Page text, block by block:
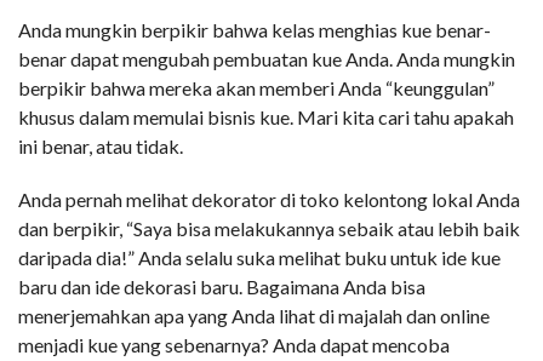
Anda mungkin berpikir bahwa kelas menghias kue benar-
benar dapat mengubah pembuatan kue Anda. Anda mungkin
berpikir bahwa mereka akan memberi Anda “keunggulan”
khusus dalam memulai bisnis kue. Mari kita cari tahu apakah
ini benar, atau tidak.
Anda pernah melihat dekorator di toko kelontong lokal Anda
dan berpikir, “Saya bisa melakukannya sebaik atau lebih baik
daripada dia!” Anda selalu suka melihat buku untuk ide kue
baru dan ide dekorasi baru. Bagaimana Anda bisa
menerjemahkan apa yang Anda lihat di majalah dan online
menjadi kue yang sebenarnya? Anda dapat mencoba